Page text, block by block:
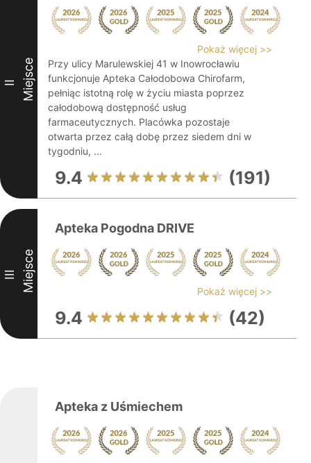
II Miejsce
Pokaż więcej >>
Przy ulicy Marulewskiej 41 w Inowrocławiu
funkcjonuje Apteka Całodobowa Chirofarm,
pełniąc istotną rolę w życiu miasta poprzez
całodobową dostępność usług
farmaceutycznych. Placówka pozostaje
otwarta przez całą dobę przez siedem dni w
tygodniu, ...
9.4 (191)
III Miejsce
Apteka Pogodna DRIVE
Pokaż więcej >>
9.4 (42)
Apteka z Uśmiechem